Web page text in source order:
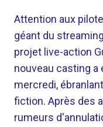
Attention aux
géant du
projet live-action
nouveau casting
mercredi,
fiction. Après des
rumeurs